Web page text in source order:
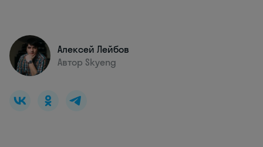
Алексей Лейбов
Автор Skyeng